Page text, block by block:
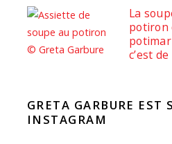
La
potiron
c’est
GRETA GARBURE EST
INSTAGRAM